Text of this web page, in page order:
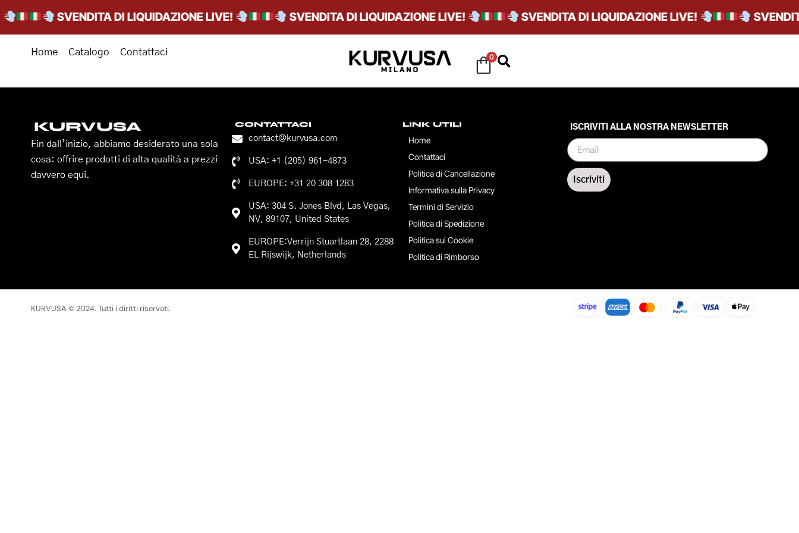
SVENDITA DI LIQUIDAZIONE LIVE! SVENDITA DI LIQUIDAZIONE LIVE! SVENDITA DI LIQUIDAZIONE LIVE!
Home Catalogo Contattaci 0
KURVUSA
Fin dall’inizio, abbiamo desiderato una sola
cosa: offrire prodotti di alta qualità a prezzi
davvero equi.
CONTATTACI
contact@kurvusa.com
USA: +1 (205) 961-4873
EUROPE: +31 20 308 1283
USA: 304 S. Jones Blvd, Las Vegas,
NV, 89107, United States
EUROPE:Verrijn Stuartlaan 28, 2288
EL Rijswijk, Netherlands
LINK UTILI
Home
Contattaci
Politica di Cancellazione
Informativa sulla Privacy
Termini di Servizio
Politica di Spedizione
Politica sui Cookie
Politica di Rimborso
ISCRIVITI ALLA NOSTRA NEWSLETTER
Iscriviti
KURVUSA © 2024. Tutti i diritti riservati.